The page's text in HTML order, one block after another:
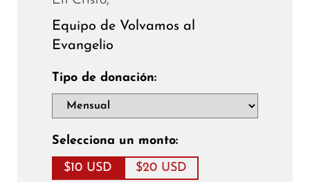
Equipo de Volvamos al
Evangelio
Tipo de donación:
Selecciona un monto:
$10 USD $20 USD